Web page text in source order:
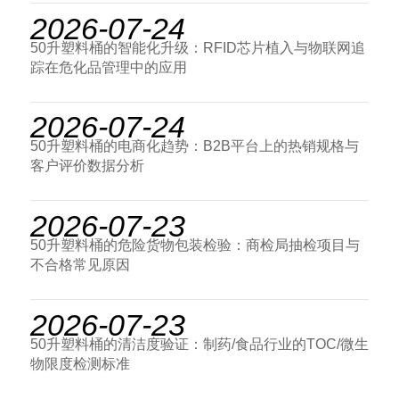
2026-07-24
50升塑料桶的智能化升级：RFID芯片植入与物联网追
踪在危化品管理中的应用
2026-07-24
50升塑料桶的电商化趋势：B2B平台上的热销规格与
客户评价数据分析
2026-07-23
50升塑料桶的危险货物包装检验：商检局抽检项目与
不合格常见原因
2026-07-23
50升塑料桶的清洁度验证：制药/食品行业的TOC/微生
物限度检测标准